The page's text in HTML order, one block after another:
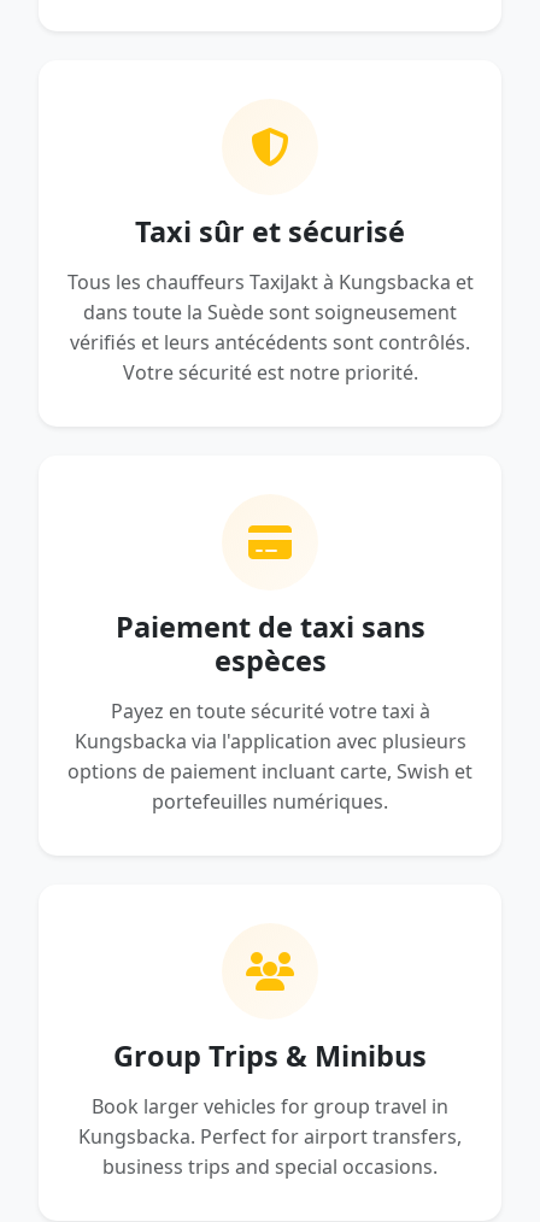
Taxi sûr et sécurisé
Tous les chauffeurs TaxiJakt à Kungsbacka et
dans toute la Suède sont soigneusement
vérifiés et leurs antécédents sont contrôlés.
Votre sécurité est notre priorité.
Paiement de taxi sans
espèces
Payez en toute sécurité votre taxi à
Kungsbacka via l'application avec plusieurs
options de paiement incluant carte, Swish et
portefeuilles numériques.
Group Trips & Minibus
Book larger vehicles for group travel in
Kungsbacka. Perfect for airport transfers,
business trips and special occasions.